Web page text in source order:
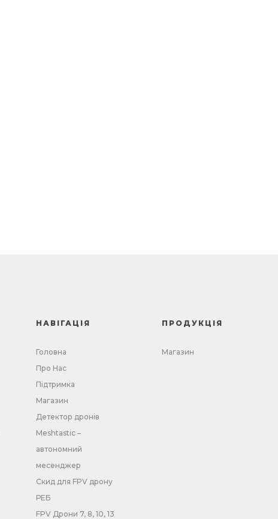
НАВІГАЦІЯ
Головна
Про Нас
Підтримка
Магазин
Детектор дронів
Meshtastic –
автономний
месенджер
Скид для FPV дрону
РЕБ
FPV Дрони 7, 8, 10, 13
ПРОДУКЦІЯ
Магазин